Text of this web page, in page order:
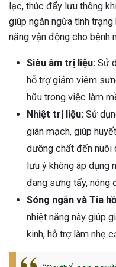
lạc, thúc đẩy lưu thông
giúp ngăn ngừa tình
năng vận động cho bệnh
Siêu âm trị liệu: Sử
hỗ trợ giảm viêm
hữu trong việc làm
Nhiệt trị liệu: Sử
giãn mạch, giúp
dưỡng chất đến nuôi
lưu ý không áp dụng
đang sưng tấy, nóng
Sóng ngắn và Tia
nhiệt năng này giúp
kinh, hỗ trợ làm nhẹ